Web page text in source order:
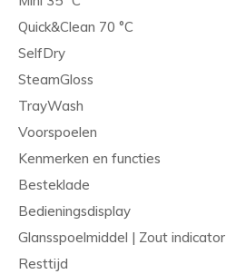
Quick&Clean 70 °C
SelfDry
SteamGloss
TrayWash
Voorspoelen
Kenmerken en functies
Besteklade
Bedieningsdisplay
Glansspoelmiddel | Zout indicator
Resttijd